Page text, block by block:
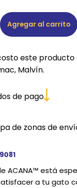
Agregar al carrito
este producto
Malvín.
de pago
de zonas de
ACANA™ está
a tu gato